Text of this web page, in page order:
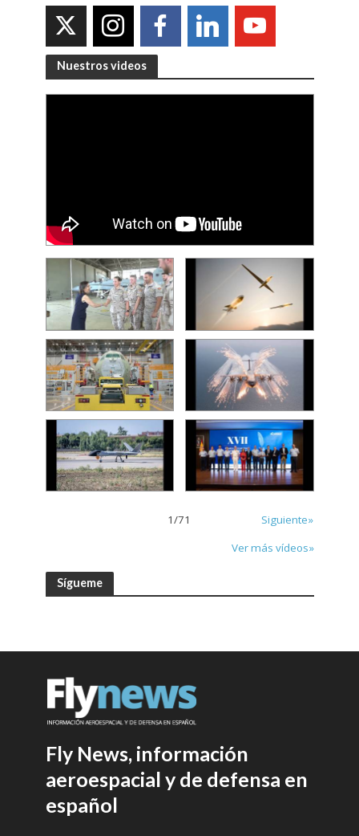
Nuestros videos
1/71
Siguiente»
Ver más vídeos»
Sígueme
Fly News, información
aeroespacial y de defensa en
español